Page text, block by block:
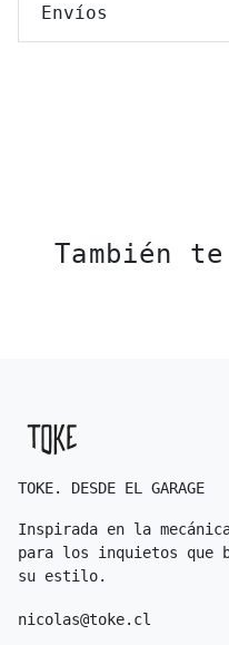
Envíos
También te
TOKE. DESDE EL GARAGE
Inspirada en la
para los inquietos que
su estilo.
nicolas@toke.cl